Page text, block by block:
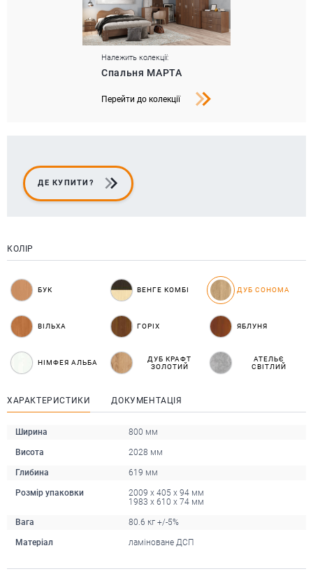
Належить колекції:
Спальня МАРТА
Перейти до колекції
ДЕ КУПИТИ?
КОЛІР
БУК ВЕНГЕ КОМБІ ДУБ СОНОМА
ВІЛЬХА ГОРІХ ЯБЛУНЯ
НІМФЕЯ АЛЬБА
ДУБ КРАФТ
ЗОЛОТИЙ
АТЕЛЬЄ
СВІТЛИЙ
ХАРАКТЕРИСТИКИ ДОКУМЕНТАЦІЯ
Ширина 800 мм
Висота 2028 мм
Глибина 619 мм
Розмір упаковки
2009 x 405 x 94 мм
1983 х 610 х 74 мм
Вага 80.6 кг +/-5%
Матеріал ламіноване ДСП